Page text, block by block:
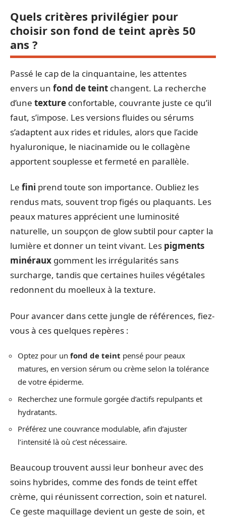
Quels critères privilégier pour
choisir son fond de teint après 50
ans ?
Passé le cap de la cinquantaine, les attentes
envers un fond de teint changent. La recherche
d’une texture confortable, couvrante juste ce qu’il
faut, s’impose. Les versions fluides ou sérums
s’adaptent aux rides et ridules, alors que l’acide
hyaluronique, le niacinamide ou le collagène
apportent souplesse et fermeté en parallèle.
Le fini prend toute son importance. Oubliez les
rendus mats, souvent trop figés ou plaquants. Les
peaux matures apprécient une luminosité
naturelle, un soupçon de glow subtil pour capter la
lumière et donner un teint vivant. Les pigments
minéraux gomment les irrégularités sans
surcharge, tandis que certaines huiles végétales
redonnent du moelleux à la texture.
Pour avancer dans cette jungle de références, fiez-
vous à ces quelques repères :
Optez pour un fond de teint pensé pour peaux
matures, en version sérum ou crème selon la tolérance
de votre épiderme.
Recherchez une formule gorgée d’actifs repulpants et
hydratants.
Préférez une couvrance modulable, afin d’ajuster
l’intensité là où c’est nécessaire.
Beaucoup trouvent aussi leur bonheur avec des
soins hybrides, comme des fonds de teint effet
crème, qui réunissent correction, soin et naturel.
Ce geste maquillage devient un geste de soin, et